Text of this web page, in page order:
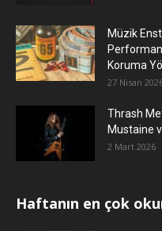
Müzik
Koruma
27 Nisan
Thrash
Mustaine
2 Mart 2026
Haftanın en çok